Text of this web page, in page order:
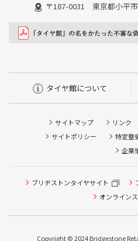
〒187-0031 東京都小平
タイヤ館について
サイトマップ リンク
サイトポリシー
特定整
企業
ブリヂストンタイヤサイト
オンライン
Copyright © 2024 Bridgestone
タイヤ点検・安全点検/タイ
ピット作業の予約